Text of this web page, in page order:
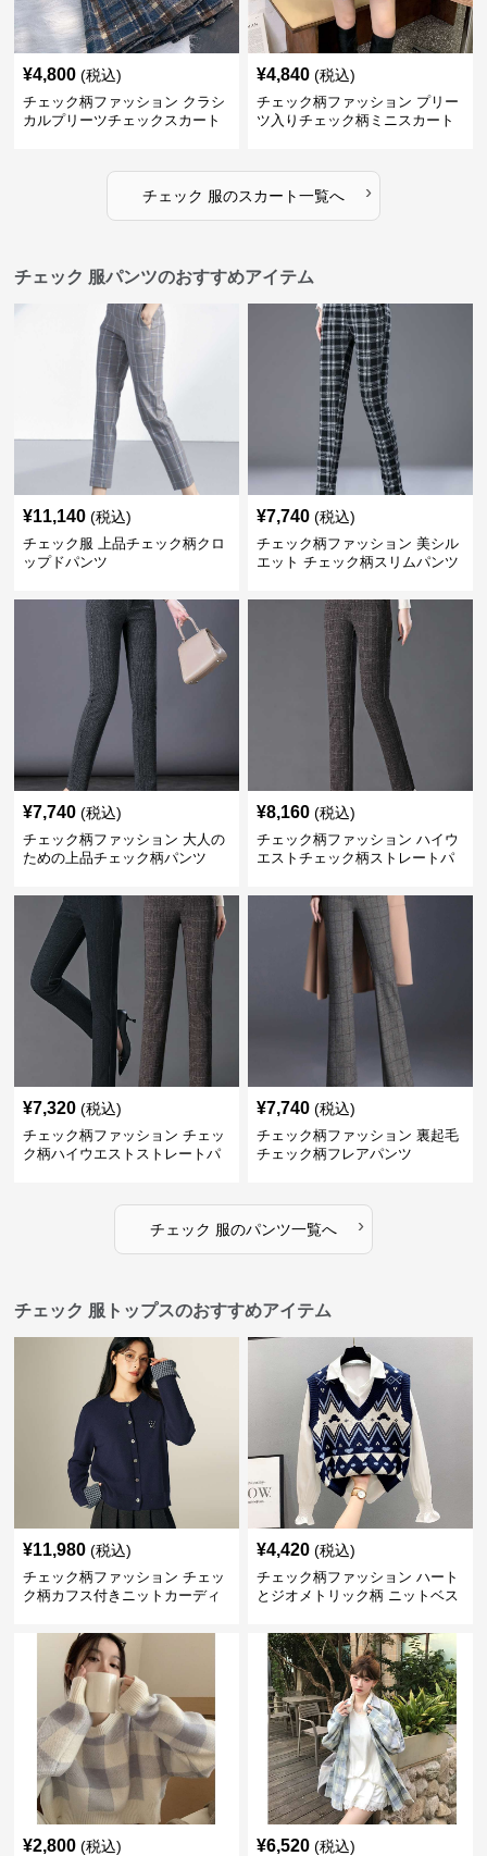
¥4,800 (税込)
チェック柄ファッション クラシ
カルプリーツチェックスカート
¥4,840 (税込)
チェック柄ファッション プリー
ツ入りチェック柄ミニスカート
チェック 服のスカート一覧へ ›
チェック 服パンツのおすすめアイテム
¥11,140 (税込)
チェック服 上品チェック柄クロ
ップドパンツ
¥7,740 (税込)
チェック柄ファッション 美シル
エット チェック柄スリムパンツ
¥7,740 (税込)
チェック柄ファッション 大人の
ための上品チェック柄パンツ
¥8,160 (税込)
チェック柄ファッション ハイウ
エストチェック柄ストレートパ
¥7,320 (税込)
チェック柄ファッション チェッ
ク柄ハイウエストストレートパ
¥7,740 (税込)
チェック柄ファッション 裏起毛
チェック柄フレアパンツ
チェック 服のパンツ一覧へ ›
チェック 服トップスのおすすめアイテム
¥11,980 (税込)
チェック柄ファッション チェッ
ク柄カフス付きニットカーディ
¥4,420 (税込)
チェック柄ファッション ハート
とジオメトリック柄 ニットベス
¥2,800 (税込) ¥6,520 (税込)